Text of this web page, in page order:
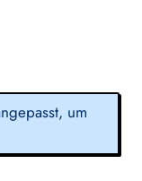
um